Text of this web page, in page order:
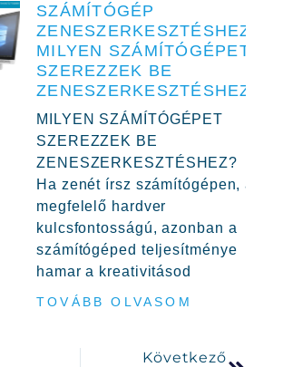
SZÁMÍTÓGÉP
ZENESZERKESZTÉSHEZ,
MILYEN SZÁMÍTÓGÉPET
SZEREZZEK BE
ZENESZERKESZTÉSHEZ?
MILYEN SZÁMÍTÓGÉPET
SZEREZZEK BE
ZENESZERKESZTÉSHEZ?
Ha zenét írsz számítógépen, a
megfelelő hardver
kulcsfontosságú, azonban a
számítógéped teljesítménye
hamar a kreativitásod
TOVÁBB OLVASOM
Következő